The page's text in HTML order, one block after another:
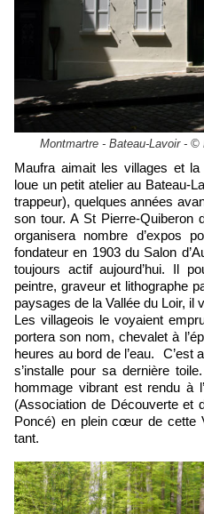
Montmartre - Bateau-Lavoir - ©
Maufra aimait les villages et la camaraderie. A Montmartre, il
loue un petit atelier au Bateau-
trappeur), quelques années
son tour. A St Pierre-Quiberon
organisera nombre d’expos
fondateur en 1903 du Salon
toujours actif aujourd’hui. Il
peintre, graveur et lithographe
paysages de la Vallée du Loir, il
Les villageois le voyaient
portera son nom, chevalet à
heures au bord de l’eau. C’est
s’installe pour sa dernière
hommage vibrant est rendu à
(Association de Découverte et
Poncé) en plein cœur de cette
tant.